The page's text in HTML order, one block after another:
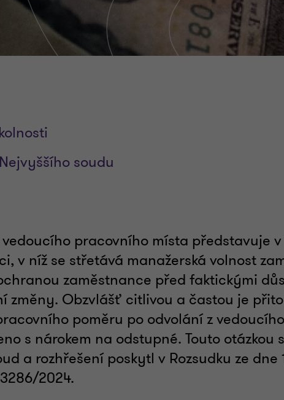
soudu
pracovního místa představuje
v níž se střetává manažerská volnost
zaměstnance před faktickými
změny. Obzvlášť citlivou a častou je
poměru po odvolání z
s nárokem na odstupné. Touto otázkou
a rozhřešení poskytl v Rozsudku ze dne
2024.